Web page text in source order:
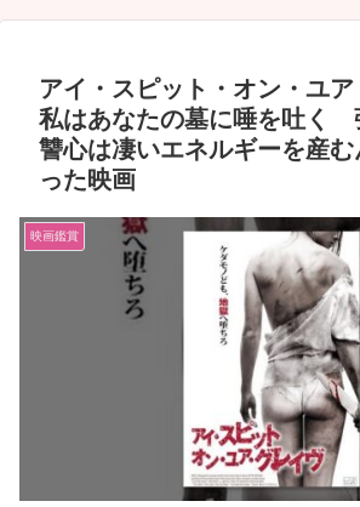
アイ・スピット・オン・ユ
私はあなたの墓に唾を吐く
讐心は凄いエネルギーを産
った映画
映画鑑賞